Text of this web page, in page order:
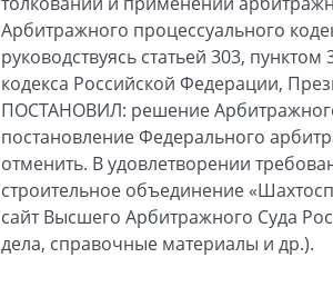
Арбитражного процессуального
руководствуясь статьей 303,
кодекса Российской Федерации,
ПОСТАНОВИЛ: решение
постановление Федерального
отменить. В удовлетворении
строительное объединение
сайт Высшего Арбитражного Суда
дела, справочные материалы и др.).